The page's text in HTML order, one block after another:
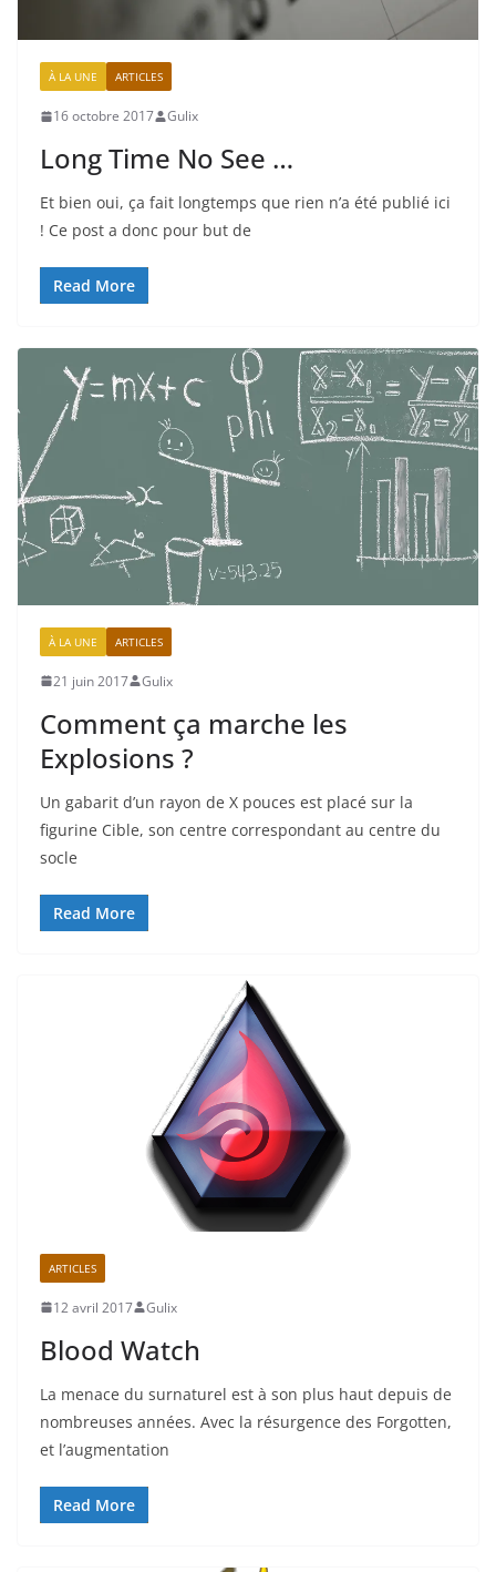
À LA UNE ARTICLES
16 octobre 2017 Gulix
Long Time No See …
Et bien oui, ça fait longtemps que rien n’a été publié ici
! Ce post a donc pour but de
Read More
À LA UNE ARTICLES
21 juin 2017 Gulix
Comment ça marche les
Explosions ?
Un gabarit d’un rayon de X pouces est placé sur la
figurine Cible, son centre correspondant au centre du
socle
Read More
ARTICLES
12 avril 2017 Gulix
Blood Watch
La menace du surnaturel est à son plus haut depuis de
nombreuses années. Avec la résurgence des Forgotten,
et l’augmentation
Read More